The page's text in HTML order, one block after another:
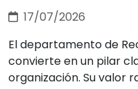
17/07/2026
El departamento de
convierte en un pilar
organización. Su valor